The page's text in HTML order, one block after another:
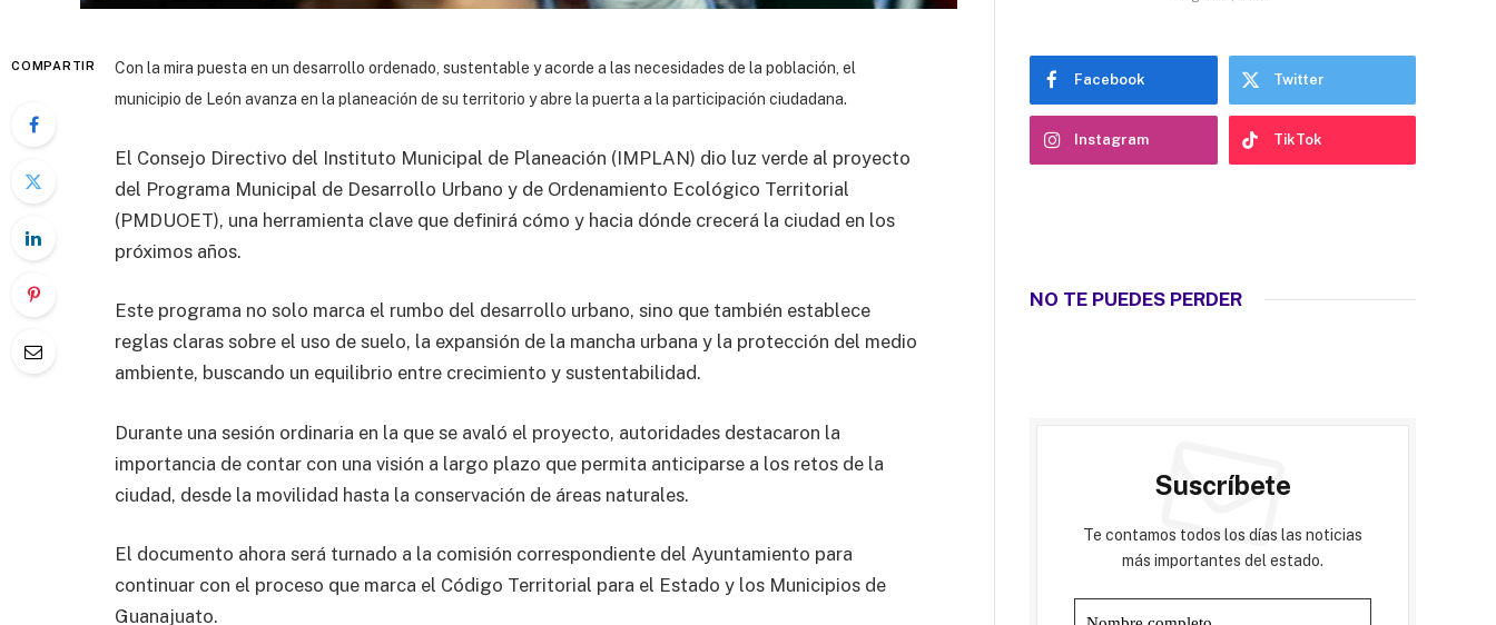
COMPARTIR
Con la mira puesta en un desarrollo ordenado, sustentable y acorde a las necesidades de la población, el
municipio de León avanza en la planeación de su territorio y abre la puerta a la participación ciudadana.
El Consejo Directivo del Instituto Municipal de Planeación (IMPLAN) dio luz verde al proyecto
del Programa Municipal de Desarrollo Urbano y de Ordenamiento Ecológico Territorial
(PMDUOET), una herramienta clave que definirá cómo y hacia dónde crecerá la ciudad en los
próximos años.
Este programa no solo marca el rumbo del desarrollo urbano, sino que también establece
reglas claras sobre el uso de suelo, la expansión de la mancha urbana y la protección del medio
ambiente, buscando un equilibrio entre crecimiento y sustentabilidad.
Durante una sesión ordinaria en la que se avaló el proyecto, autoridades destacaron la
importancia de contar con una visión a largo plazo que permita anticiparse a los retos de la
ciudad, desde la movilidad hasta la conservación de áreas naturales.
El documento ahora será turnado a la comisión correspondiente del Ayuntamiento para
continuar con el proceso que marca el Código Territorial para el Estado y los Municipios de
Guanajuato.
Facebook Twitter
Instagram TikTok
NO TE PUEDES PERDER
Suscríbete
Te contamos todos los días las noticias
más importantes del estado.